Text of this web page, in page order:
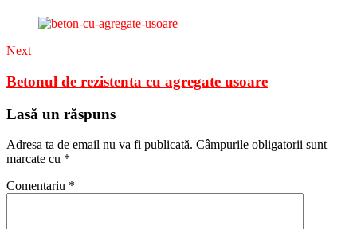
Next
Betonul de rezistenta cu agregate usoare
Lasă un răspuns
Adresa ta de email nu va fi publicată. Câmpurile obligatorii sunt
marcate cu *
Comentariu *